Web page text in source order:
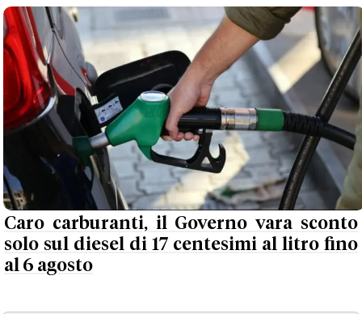
Caro carburanti, il Governo vara sconto
solo sul diesel di 17 centesimi al litro fino
al 6 agosto